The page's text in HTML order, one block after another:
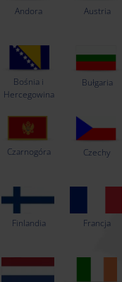
Andora Austria
Bośnia i
Hercegowina
Bułgaria
Czarnogóra Czechy
Finlandia Francja